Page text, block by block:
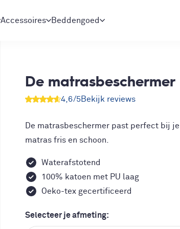
Accessoires Beddengoed
De matrasbeschermer
4,6/5Bekijk reviews
De matrasbeschermer past perfect bij
matras fris en schoon.
Waterafstotend
100% katoen met PU laag
Oeko-tex gecertificeerd
Selecteer je afmeting: